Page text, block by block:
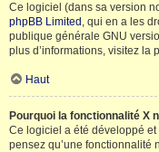
Ce logiciel (dans sa version
phpBB Limited , qui en a les
publique générale GNU
plus d’informations, visitez la
Haut
Pourquoi la fonctionnalité X
Ce logiciel a été développé
pensez qu’une fonctionnalité